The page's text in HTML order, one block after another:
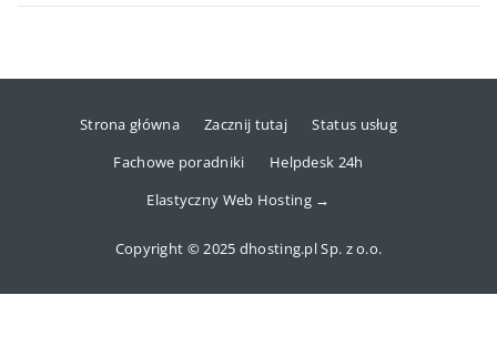
Strona główna Zacznij tutaj
Status usług
Fachowe poradniki
Helpdesk 24h
Elastyczny Web Hosting →
Copyright © 2025 dhosting.pl Sp. z o.o.